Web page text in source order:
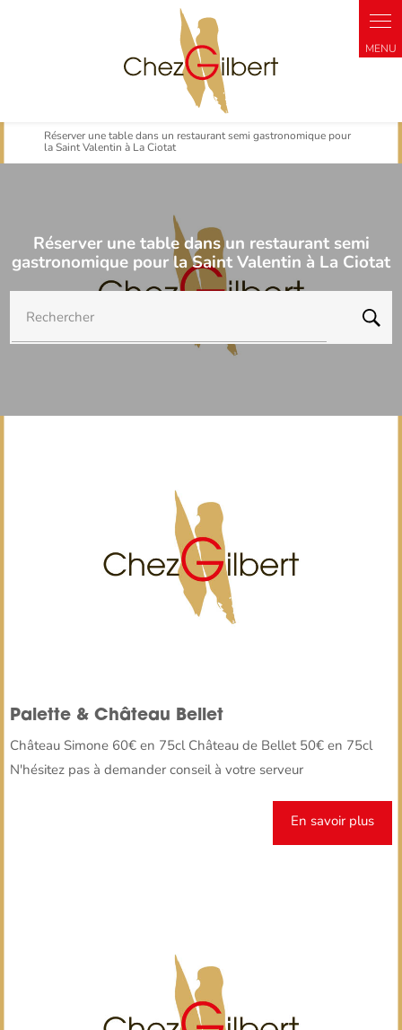
Réserver une table dans un restaurant semi gastronomique pour
la Saint Valentin à La Ciotat
Réserver une table dans un restaurant semi
gastronomique pour la Saint Valentin à La Ciotat
Rechercher
Palette & Château Bellet
Château Simone 60€ en 75cl Château de Bellet 50€ en 75cl
N'hésitez pas à demander conseil à votre serveur
En savoir plus
Panneau de gestion des cookies